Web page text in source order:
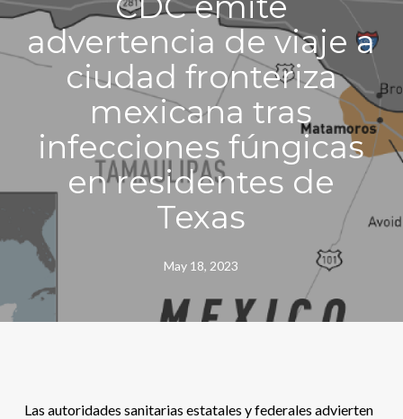
advertencia de viaje a
ciudad fronteriza
mexicana tras
infecciones fúngicas
en residentes de
Texas
May 18, 2023
Las autoridades sanitarias estatales y federales advierten